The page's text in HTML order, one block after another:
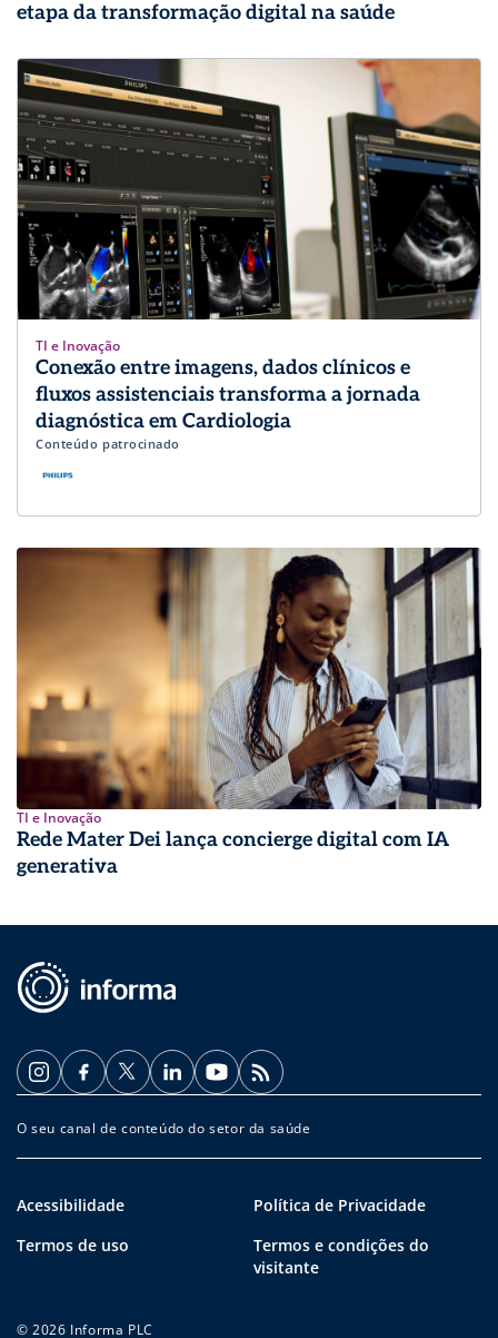
etapa da transformação digital na saúde
TI e Inovação
Conexão entre imagens, dados clínicos e
fluxos assistenciais transforma a jornada
diagnóstica em Cardiologia
Conteúdo patrocinado
TI e Inovação
Rede Mater Dei lança concierge digital com IA
generativa
O seu canal de conteúdo do setor da saúde
Acessibilidade
Política de Privacidade
Termos de uso
Termos e condições do
visitante
© 2026 Informa PLC